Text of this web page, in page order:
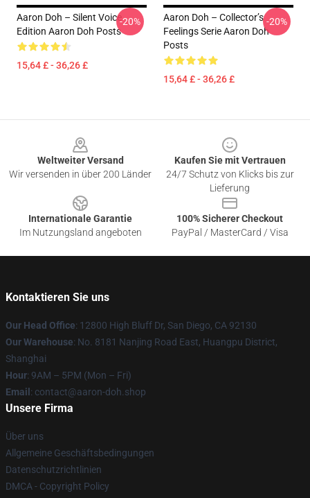
Aaron Doh – Silent Voice
Edition Aaron Doh Posts
15,64 £ - 36,26 £
-20%
Aaron Doh – Collector’s
Feelings Serie Aaron Doh
Posts
15,64 £ - 36,26 £
-20%
Weltweiter Versand
Wir versenden in über 200 Länder
Kaufen Sie mit Vertrauen
24/7 Schutz von Klicks bis zur
Lieferung
Internationale Garantie
Im Nutzungsland angeboten
100% Sicherer Checkout
PayPal / MasterCard / Visa
Kontaktieren Sie uns
Our Head Office: 12800 High Bluff Dr, San Diego, CA 92130
Our Warehouse: No. 8181 Nanjing Road East, Huangpu District,
Shanghai
Hour: 9AM – 5PM (Mon – Fri)
Email : contact@aaron-doh.shop
Unsere Firma
Über uns
Allgemeine Geschäftsbedingungen
Datenschutzrichtlinien
DMCA - Copyright Policy